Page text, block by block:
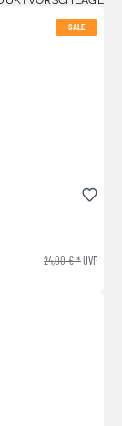
SALE
24,00 € *UVP